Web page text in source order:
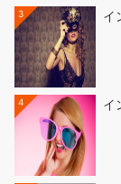
3 イ
4 イ